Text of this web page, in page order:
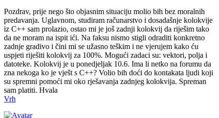
Pozdrav, prije nego što objasnim situaciju molio bih bez moralnih
predavanja. Uglavnom, studiram računarstvo i dosadašnje kolokvije
iz C++ sam prolazio, ostao mi je još zadnji kolokvij da riješim tako
da ne moram na ispit ići. Na faksu nismo stigli odraditi konkretno
zadnje gradivo i čini mi se užasno teškim i ne vjerujem kako ću
uspjeti riješiti kolokvij za 100%. Mogući zadaci su: vektori, polja i
datoteke. Kolokvij je u ponedjeljak 10.6. Ima li netko na forumu da
zna nekoga ko je vješt s C++? Volio bih doći do kontakata ljudi koji
su spremni pomoći mi oko rješavanja zadnjeg kolokvija. Spreman
sam platiti. Hvala
Vrh